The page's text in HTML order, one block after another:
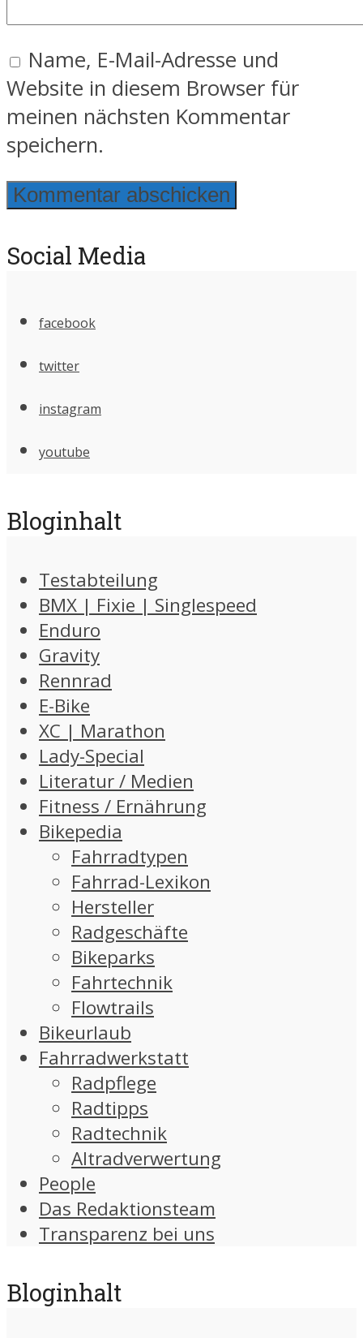
Name, E-Mail-Adresse und
Website in diesem Browser für
meinen nächsten Kommentar
speichern.
Social Media
facebook
twitter
instagram
youtube
Bloginhalt
Testabteilung
BMX | Fixie | Singlespeed
Enduro
Gravity
Rennrad
E-Bike
XC | Marathon
Lady-Special
Literatur / Medien
Fitness / Ernährung
Bikepedia
Fahrradtypen
Fahrrad-Lexikon
Hersteller
Radgeschäfte
Bikeparks
Fahrtechnik
Flowtrails
Bikeurlaub
Fahrradwerkstatt
Radpflege
Radtipps
Radtechnik
Altradverwertung
People
Das Redaktionsteam
Transparenz bei uns
Bloginhalt